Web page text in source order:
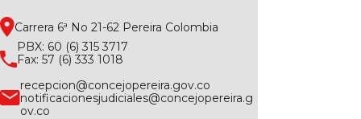
Carrera 6ª No 21-62 Pereira Colombia
PBX: 60 (6) 315 3717
Fax: 57 (6) 333 1018
recepcion@concejopereira.gov.co
notificacionesjudiciales@concejopereira.g
ov.co